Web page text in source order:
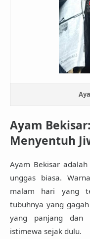
Ayam
Menyentuh
Ayam Bekisar
unggas biasa.
malam hari yang
tubuhnya yang
yang panjang dan
istimewa sejak dulu.